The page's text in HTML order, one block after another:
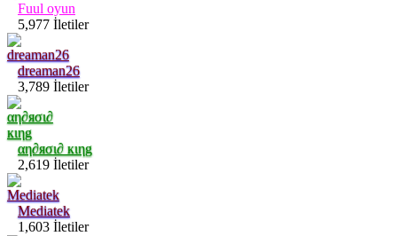
Fuul oyun
5,977 İletiler
dreaman26
3,789 İletiler
αη∂яσι∂ кιηg
2,619 İletiler
Mediatek
1,603 İletiler